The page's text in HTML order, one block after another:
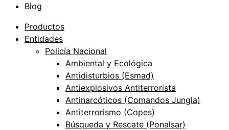
Blog
Productos
Entidades
Policía Nacional
Ambiental y Ecológica
Antidisturbios (Esmad)
Antiexplosivos Antiterrorista
Antinarcóticos (Comandos Jungla)
Antiterrorismo (Copes)
Búsqueda y Rescate (Ponalsar)